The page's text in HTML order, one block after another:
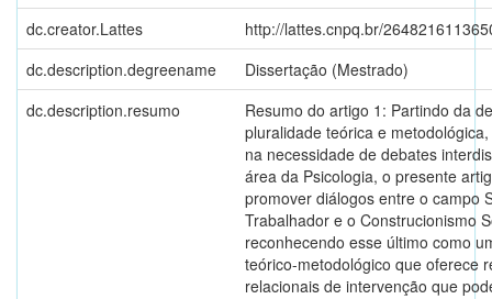
dc.creator.Lattes
http://lattes.cnpq.br/
dc.description.degreename
Dissertação (Mestrado)
dc.description.resumo
Resumo do artigo 1: Partindo da
pluralidade teórica e
na necessidade de debates
área da Psicologia, o presente
promover diálogos entre o campo
Trabalhador e o Construcionismo
reconhecendo esse último como
teórico-metodológico que oferece
relacionais de intervenção que